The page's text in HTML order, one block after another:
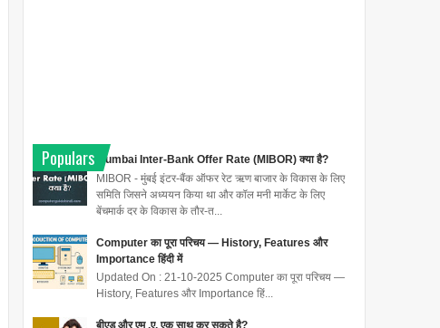
Populars
Mumbai Inter-Bank Offer Rate (MIBOR) क्या है?
MIBOR - मुंबई इंटर-बैंक ऑफर रेट ऋण बाजार के विकास के लिए
समिति जिसने अध्ययन किया था और कॉल मनी मार्केट के लिए
बेंचमार्क दर के विकास के तौर-त...
Computer का पूरा परिचय — History, Features और
Importance हिंदी में
Updated On : 21-10-2025 Computer का पूरा परिचय —
History, Features और Importance हिं...
बीएड और एम .ए. एक साथ कर सकते है?